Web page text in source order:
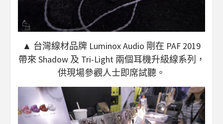
▲ 台灣線材品牌 Luminox Audio 剛在 PAF 2019
帶來 Shadow 及 Tri-Light 兩個耳機升級線系列，
供現場參觀人士即席試聽。